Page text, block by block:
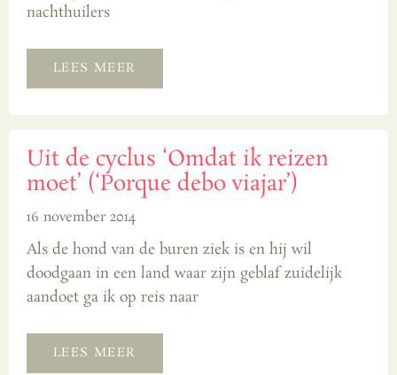
nachthuilers
LEES MEER
Uit de cyclus ‘Omdat ik reizen
moet’ (‘Porque debo viajar’)
16 november 2014
Als de hond van de buren ziek is en hij wil
doodgaan in een land waar zijn geblaf zuidelijk
aandoet ga ik op reis naar
LEES MEER